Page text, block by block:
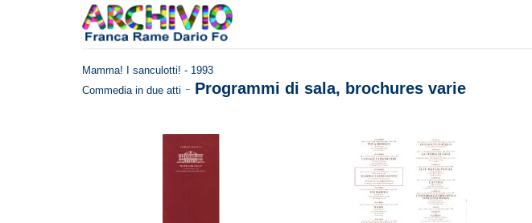
Mamma! I sanculotti! - 1993
Commedia in due atti - Programmi di sala, brochures varie